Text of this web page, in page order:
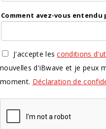
Comment avez-vous entendu
J'accepte lesconditions
nouvelles d'iBwave et je peux
moment. Déclaration de